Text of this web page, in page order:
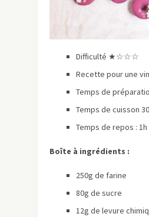
Difficulté ★☆☆☆
Recette pour une
Temps de
Temps de cuisson
Temps de repos : 1h
Boîte à ingrédients :
250g de farine
80g de sucre
12g de levure